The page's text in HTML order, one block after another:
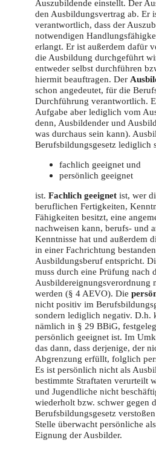
Auszubildende einstellt. Der
den Ausbildungsvertrag ab. Er
verantwortlich, dass der
notwendigen
erlangt. Er ist außerdem dafür
die Ausbildung durchgeführt
entweder selbst durchführen
hiermit beauftragen. Der
schon angedeutet, für die
Durchführung verantwortlich.
Aufgabe aber lediglich vom
denn, Ausbildender und
was durchaus sein kann).
Berufsbildungsgesetz lediglich
fachlich geeignet und
persönlich geeignet
ist. Fachlich geeignet ist, wer
beruflichen Fertigkeiten,
Fähigkeiten besitzt, eine
nachweisen kann, berufs- und
Kenntnisse hat und außerdem
in einer Fachrichtung
Ausbildungsberuf entspricht.
muss durch eine Prüfung nach
Ausbildereignungsverordnung
werden (§ 4 AEVO). Die
nicht positiv im
sondern lediglich negativ. D.h.
nämlich in § 29 BBiG,
persönlich geeignet ist. Im
das dann, dass derjenige, der
Abgrenzung erfüllt, folglich
Es ist persönlich nicht als
bestimmte Straftaten verurteilt
und Jugendliche nicht
wiederholt bzw. schwer gegen
Berufsbildungsgesetz
Stelle überwacht persönliche
Eignung der Ausbilder.